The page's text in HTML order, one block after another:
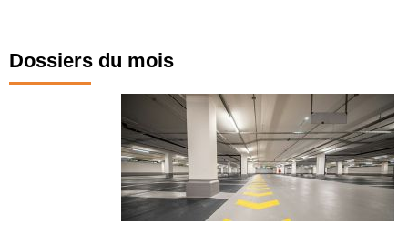
Dossiers du mois